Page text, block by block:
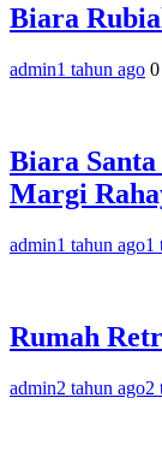
Biara
admin1 tahun ago 0
Biara
Margi
admin1 tahun ago1
Rumah
admin2 tahun ago2